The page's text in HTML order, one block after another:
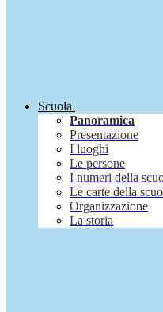
Scuola
Panoramica
Presentazione
I luoghi
Le persone
I numeri della
Le carte della
Organizzazione
La storia